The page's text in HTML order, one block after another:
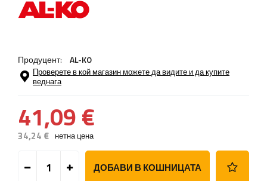
Продуцент: AL-KO
Проверете в кой магазин можете да видите и да купите
веднага
41,09 €
34,24 € нетна цена
ДОБАВИ В КОШНИЦАТА